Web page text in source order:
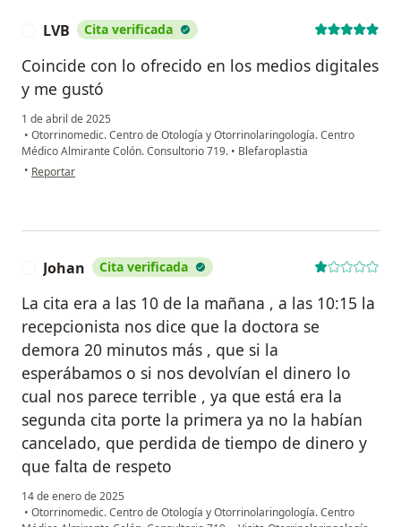
LVB Cita verificada
Coincide con lo ofrecido en los medios digitales
y me gustó
1 de abril de 2025
• Otorrinomedic. Centro de Otología y Otorrinolaringología. Centro
Médico Almirante Colón. Consultorio 719. • Blefaroplastia
• en opinión del usuario LVB
Reportar
Johan Cita verificada
La cita era a las 10 de la mañana , a las 10:15 la
recepcionista nos dice que la doctora se
demora 20 minutos más , que si la
esperábamos o si nos devolvían el dinero lo
cual nos parece terrible , ya que está era la
segunda cita porte la primera ya no la habían
cancelado, que perdida de tiempo de dinero y
que falta de respeto
14 de enero de 2025
• Otorrinomedic. Centro de Otología y Otorrinolaringología. Centro